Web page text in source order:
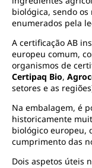
biológica, sendo
enumerados pela
A certificação AB
europeu comum,
organismos de
Certipaq Bio,
setores e as
Na embalagem, é
historicamente
biológico europeu,
cumprimento das
Dois aspetos úteis